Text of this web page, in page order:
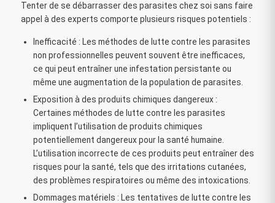
Tenter de se débarrasser des parasites chez soi sans faire
appel à des experts comporte plusieurs risques potentiels :
Inefficacité : Les méthodes de lutte contre les parasites
non professionnelles peuvent souvent être inefficaces,
ce qui peut entraîner une infestation persistante ou
même une augmentation de la population de parasites.
Exposition à des produits chimiques dangereux :
Certaines méthodes de lutte contre les parasites
impliquent l’utilisation de produits chimiques
potentiellement dangereux pour la santé humaine.
L’utilisation incorrecte de ces produits peut entraîner des
risques pour la santé, tels que des irritations cutanées,
des problèmes respiratoires ou même des intoxications.
Dommages matériels : Les tentatives de lutte contre les